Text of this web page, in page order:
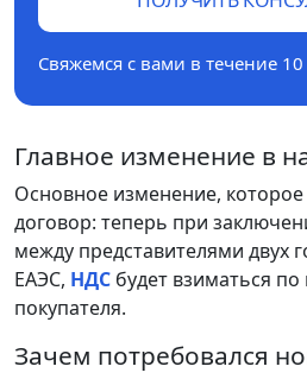
Свяжемся с вами в течение
Главное изменение в
Основное изменение,
договор: теперь при
между представителями двух
ЕАЭС, НДС будет взиматься
покупателя.
Зачем потребовался